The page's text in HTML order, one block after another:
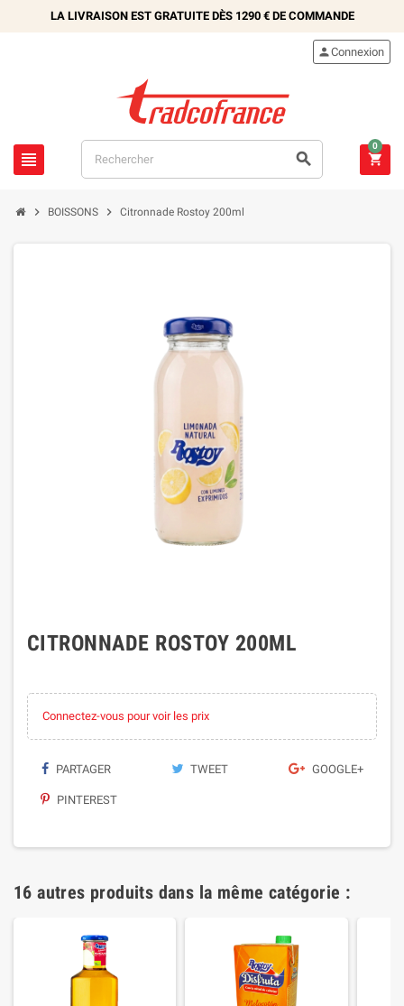
LA LIVRAISON EST GRATUITE DÈS 1290 €DE COMMANDE
 
Connexion

0
 BOISSONS  Citronnade Rostoy 200ml
CITRONNADE ROSTOY 200ML
Connectez-vous pour voir les prix
PARTAGER TWEET GOOGLE+
PINTEREST
16 autres produits dans la même catégorie :